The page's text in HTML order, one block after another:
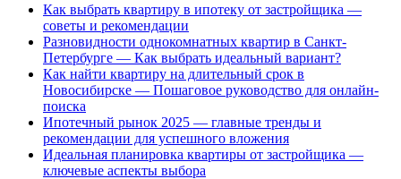
Как выбрать квартиру в ипотеку от застройщика —
советы и рекомендации
Разновидности однокомнатных квартир в Санкт-
Петербурге — Как выбрать идеальный вариант?
Как найти квартиру на длительный срок в
Новосибирске — Пошаговое руководство для онлайн-
поиска
Ипотечный рынок 2025 — главные тренды и
рекомендации для успешного вложения
Идеальная планировка квартиры от застройщика —
ключевые аспекты выбора